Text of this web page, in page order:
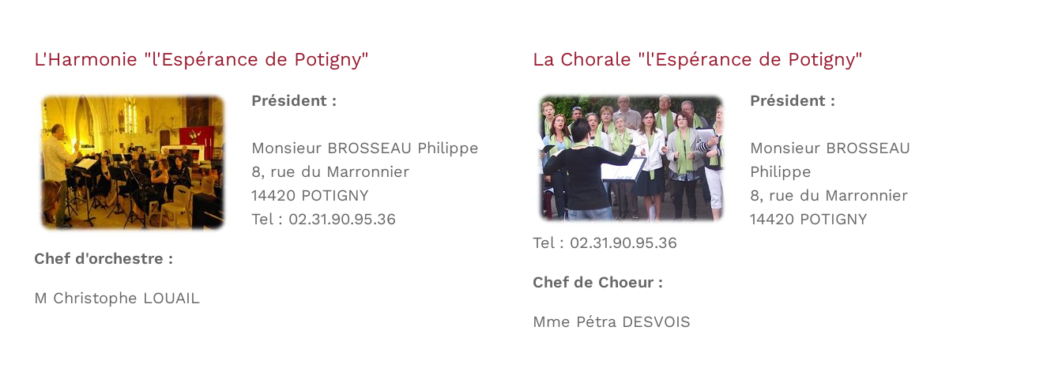
L'Harmonie "l'Espérance de Potigny"
Président :
Monsieur BROSSEAU Philippe
8, rue du Marronnier
14420 POTIGNY
Tel : 02.31.90.95.36
Chef d'orchestre :
M Christophe LOUAIL
La Chorale "l'Espérance de Potigny"
Président :
Monsieur BROSSEAU
Philippe
8, rue du Marronnier
14420 POTIGNY
Tel : 02.31.90.95.36
Chef de Choeur :
Mme Pétra DESVOIS